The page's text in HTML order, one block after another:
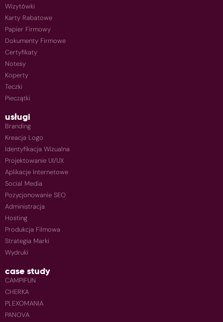
Wizytówki
Karty Rabatowe
Papier Firmowy
Dokumenty Firmowe
Certyfikaty
Notesy
Koperty
Teczki
Pieczątki
usługi
Branding
Kreacja Logo
Identyfikacja Wizualna
Projektowanie UI/UX
Aplikacje Internetowe
Social Media
Pozycjonowanie SEO
Administracja
Hosting
Produkcja Filmowa
Strategia Marki
Wydruki
case study
CAMPIFUN
CHERKA
PLEXOMANIA
PANOVA